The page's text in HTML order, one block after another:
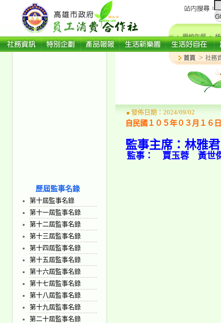
學校午餐
歷屆監事名錄
第十屆監事名錄
第十一屆監事名錄
第十二屆監事名錄
第十三屆監事名錄
第十四屆監事名錄
第十五屆監事名錄
第十六屆監事名錄
第十七屆監事名錄
第十八屆監事名錄
第十九屆監事名錄
第二十屆監事名錄
首頁 > 社務
發佈日期：2024/09/02
自民國１０５年０３月１６
監事主席：林雅君
監事： 賈玉蓉 黃